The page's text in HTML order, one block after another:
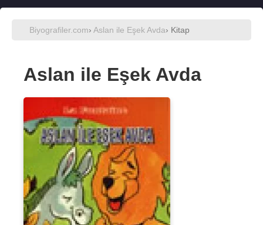
Biyografiler.com› Aslan ile Eşek Avda› Kitap
Aslan ile Eşek Avda